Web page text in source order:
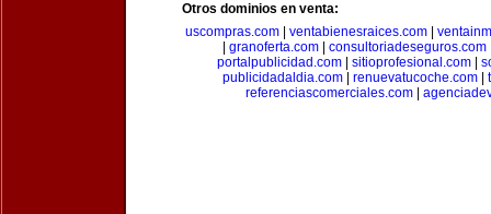
Otros dominios en venta:
uscompras.com| ventabienesraices.com|
granoferta.com| consultoriadeseguros.com
portalpublicidad.com
sitioprofesional.com
publicidadaldia.com| renuevatucoche.com|
referenciascomerciales.com